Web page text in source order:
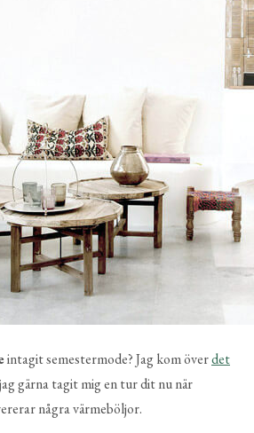
intagit semestermode? Jag kom överdet
gärna tagit mig en tur dit nu när
några värmeböljor.